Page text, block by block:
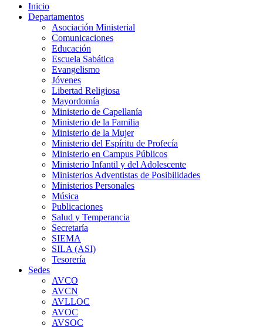
Inicio
Departamentos
Asociación Ministerial
Comunicaciones
Educación
Escuela Sabática
Evangelismo
Jóvenes
Libertad Religiosa
Mayordomía
Ministerio de Capellanía
Ministerio de la Familia
Ministerio de la Mujer
Ministerio del Espíritu de Profecía
Ministerio en Campus Públicos
Ministerio Infantil y del Adolescente
Ministerios Adventistas de Posibilidades
Ministerios Personales
Música
Publicaciones
Salud y Temperancia
Secretaría
SIEMA
SILA (ASI)
Tesorería
Sedes
AVCO
AVCN
AVLLOC
AVOC
AVSOC